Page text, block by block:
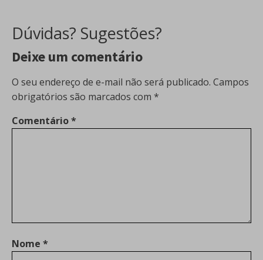
Dúvidas? Sugestões?
Deixe um comentário
O seu endereço de e-mail não será publicado. Campos
obrigatórios são marcados com *
Comentário*
Nome *